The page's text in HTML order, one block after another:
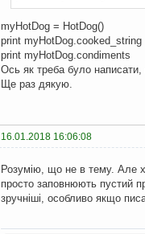
myHotDog = HotDog()
print myHotDog.cooked_string
print myHotDog.condiments
Ось як треба було
Ще раз дякую.
16.01.2018 16:06:08
Розумію, що не в тему. Але
просто заповнюють пустий
зручніші, особливо якщо